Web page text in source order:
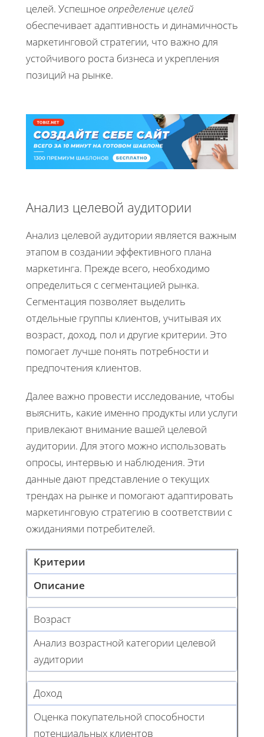
целей. Успешноеопределение целей
обеспечивает адаптивность и динамичность
маркетинговой стратегии, что важно для
устойчивого роста бизнеса и укрепления
позиций на рынке.
Анализ целевой аудитории
Анализ целевой аудитории является важным
этапом в создании эффективного плана
маркетинга. Прежде всего, необходимо
определиться с сегментацией рынка.
Сегментация позволяет выделить
отдельные группы клиентов, учитывая их
возраст, доход, пол и другие критерии. Это
помогает лучше понять потребности и
предпочтения клиентов.
Далее важно провести исследование, чтобы
выяснить, какие именно продукты или услуги
привлекают внимание вашей целевой
аудитории. Для этого можно использовать
опросы, интервью и наблюдения. Эти
данные дают представление о текущих
трендах на рынке и помогают адаптировать
маркетинговую стратегию в соответствии с
ожиданиями потребителей.
Критерии
Описание
Возраст
Анализ возрастной категории целевой
аудитории
Доход
Оценка покупательной способности
потенциальных клиентов